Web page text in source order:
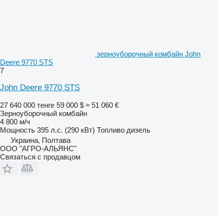
зерноуборочный комбайн John
Deere 9770 STS
7
John Deere 9770 STS
27 640 000 тенге 59 000 $ ≈ 51 060 €
Зерноуборочный комбайн
4 800 м/ч
Мощность 395 л.с. (290 кВт) Топливо дизель
Украина, Полтава
ООО "АГРО-АЛЬЯНС"
Связаться с продавцом